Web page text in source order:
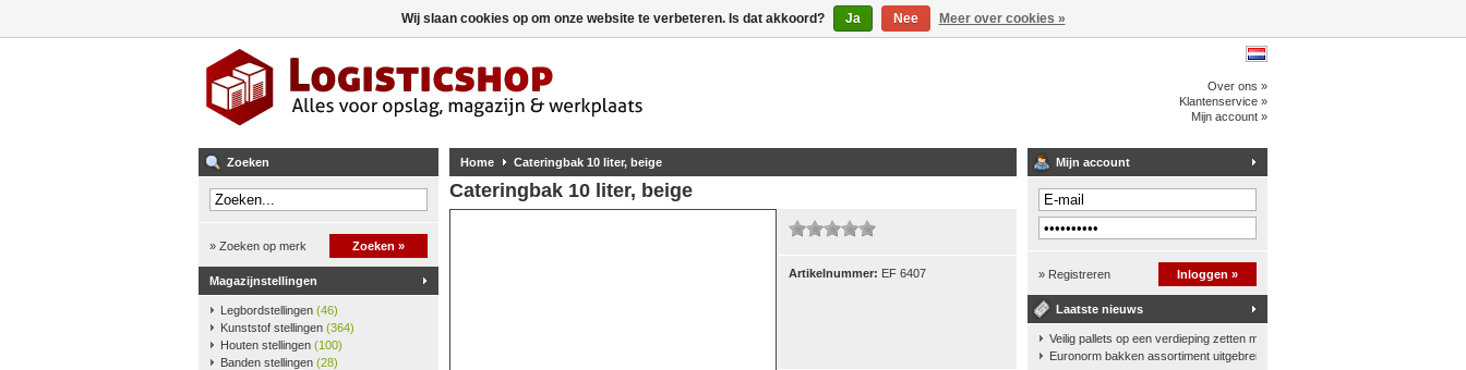
Over ons »
Klantenservice »
Mijn account »
Zoeken
» Zoeken op merk Zoeken »
Magazijnstellingen
Legbordstellingen (46)
Kunststof stellingen (364)
Houten stellingen (100)
Banden stellingen (28)
Home Cateringbak 10 liter, beige
Cateringbak 10 liter, beige
Artikelnummer: EF 6407
Mijn account
» Registreren Inloggen »
Laatste nieuws
Veilig pallets op een verdieping zetten met een palletkantelhek
Euronorm bakken assortiment uitgebreid
Wij slaan cookies op om onze website te verbeteren. Is dat akkoord? Ja Nee Meer over cookies »